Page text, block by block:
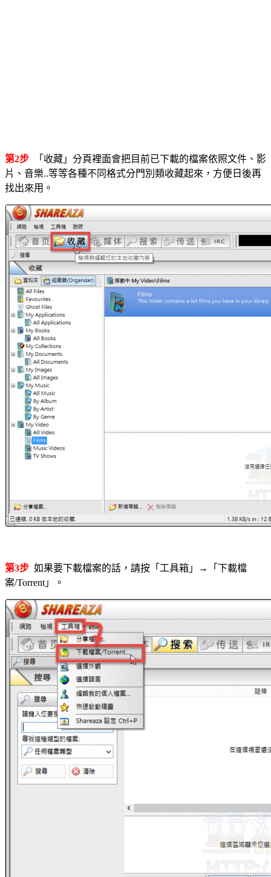
第2步 「收藏」分頁裡面會把目前已下載的檔案依照文件、影
片、音樂..等等各種不同格式分門別類收藏起來，方便日後再
找出來用。
第3步 如果要下載檔案的話，請按「工具箱」→「下載檔
案/Torrent」。